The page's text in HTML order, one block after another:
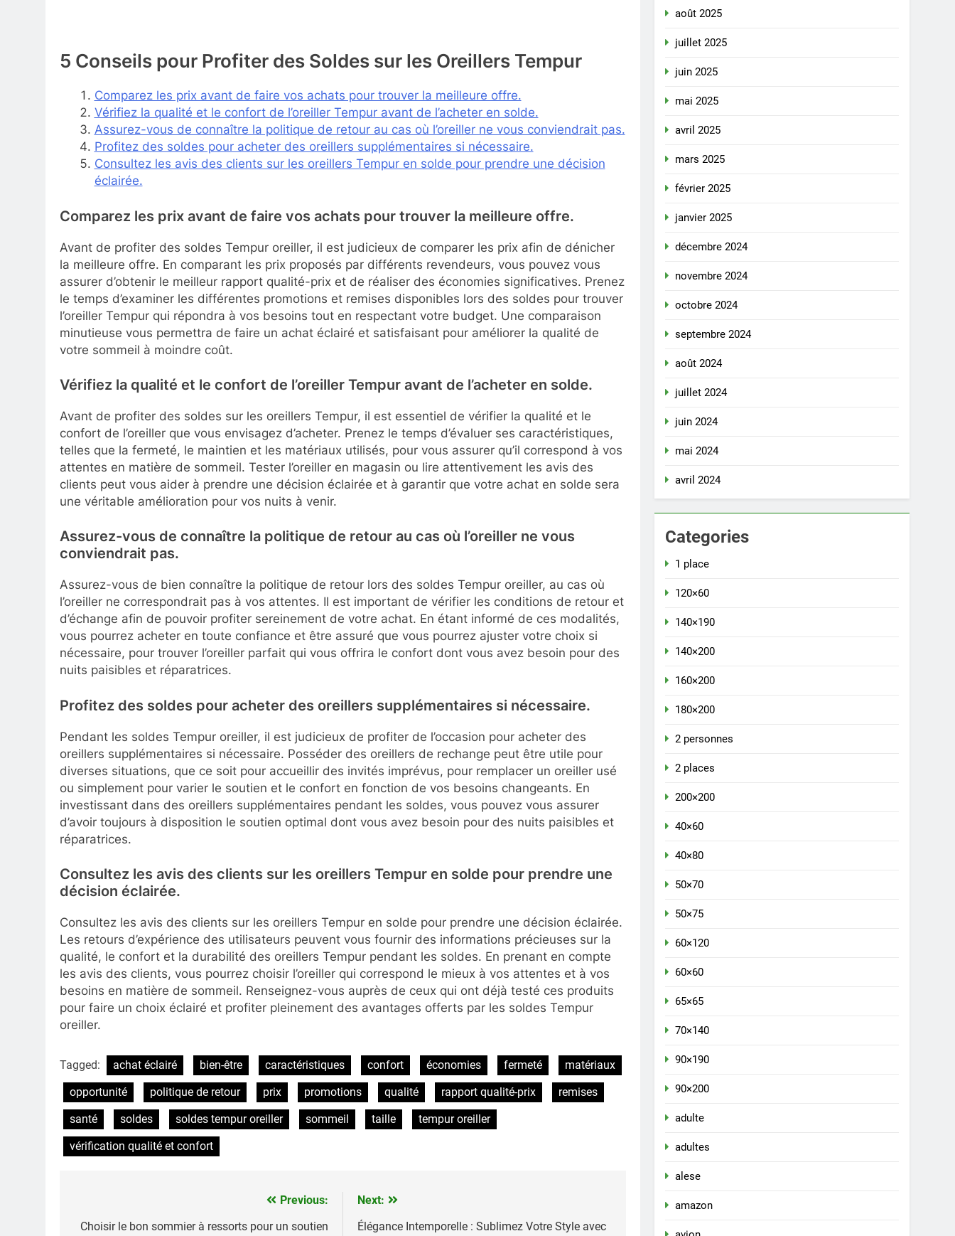
5 Conseils pour Profiter des Soldes sur les Oreillers Tempur
Comparez les prix avant de faire vos achats pour trouver la meilleure offre.
Vérifiez la qualité et le confort de l’oreiller Tempur avant de l’acheter en solde.
Assurez-vous de connaître la politique de retour au cas où l’oreiller ne vous conviendrait pas.
Profitez des soldes pour acheter des oreillers supplémentaires si nécessaire.
Consultez les avis des clients sur les oreillers Tempur en solde pour prendre une décision
éclairée.
Comparez les prix avant de faire vos achats pour trouver la meilleure offre.
Avant de profiter des soldes Tempur oreiller, il est judicieux de comparer les prix afin de dénicher
la meilleure offre. En comparant les prix proposés par différents revendeurs, vous pouvez vous
assurer d’obtenir le meilleur rapport qualité-prix et de réaliser des économies significatives. Prenez
le temps d’examiner les différentes promotions et remises disponibles lors des soldes pour trouver
l’oreiller Tempur qui répondra à vos besoins tout en respectant votre budget. Une comparaison
minutieuse vous permettra de faire un achat éclairé et satisfaisant pour améliorer la qualité de
votre sommeil à moindre coût.
Vérifiez la qualité et le confort de l’oreiller Tempur avant de l’acheter en solde.
Avant de profiter des soldes sur les oreillers Tempur, il est essentiel de vérifier la qualité et le
confort de l’oreiller que vous envisagez d’acheter. Prenez le temps d’évaluer ses caractéristiques,
telles que la fermeté, le maintien et les matériaux utilisés, pour vous assurer qu’il correspond à vos
attentes en matière de sommeil. Tester l’oreiller en magasin ou lire attentivement les avis des
clients peut vous aider à prendre une décision éclairée et à garantir que votre achat en solde sera
une véritable amélioration pour vos nuits à venir.
Assurez-vous de connaître la politique de retour au cas où l’oreiller ne vous
conviendrait pas.
Assurez-vous de bien connaître la politique de retour lors des soldes Tempur oreiller, au cas où
l’oreiller ne correspondrait pas à vos attentes. Il est important de vérifier les conditions de retour et
d’échange afin de pouvoir profiter sereinement de votre achat. En étant informé de ces modalités,
vous pourrez acheter en toute confiance et être assuré que vous pourrez ajuster votre choix si
nécessaire, pour trouver l’oreiller parfait qui vous offrira le confort dont vous avez besoin pour des
nuits paisibles et réparatrices.
Profitez des soldes pour acheter des oreillers supplémentaires si nécessaire.
Pendant les soldes Tempur oreiller, il est judicieux de profiter de l’occasion pour acheter des
oreillers supplémentaires si nécessaire. Posséder des oreillers de rechange peut être utile pour
diverses situations, que ce soit pour accueillir des invités imprévus, pour remplacer un oreiller usé
ou simplement pour varier le soutien et le confort en fonction de vos besoins changeants. En
investissant dans des oreillers supplémentaires pendant les soldes, vous pouvez vous assurer
d’avoir toujours à disposition le soutien optimal dont vous avez besoin pour des nuits paisibles et
réparatrices.
Consultez les avis des clients sur les oreillers Tempur en solde pour prendre une
décision éclairée.
Consultez les avis des clients sur les oreillers Tempur en solde pour prendre une décision éclairée.
Les retours d’expérience des utilisateurs peuvent vous fournir des informations précieuses sur la
qualité, le confort et la durabilité des oreillers Tempur pendant les soldes. En prenant en compte
les avis des clients, vous pourrez choisir l’oreiller qui correspond le mieux à vos attentes et à vos
besoins en matière de sommeil. Renseignez-vous auprès de ceux qui ont déjà testé ces produits
pour faire un choix éclairé et profiter pleinement des avantages offerts par les soldes Tempur
oreiller.
Tagged: achat éclairé bien-être caractéristiques confort économies fermeté
matériaux
opportunité
politique de retour prix promotions qualité rapport qualité-prix
remises
santé
soldes soldes tempur oreiller sommeil taille
tempur oreiller
vérification qualité et confort
de
Previous:
Choisir le bon sommier à ressorts pour un soutien
Next:
Élégance Intemporelle : Sublimez Votre Style avec
août 2025
juillet 2025
juin 2025
mai 2025
avril 2025
mars 2025
février 2025
janvier 2025
décembre 2024
novembre 2024
octobre 2024
septembre 2024
août 2024
juillet 2024
juin 2024
mai 2024
avril 2024
Categories
1 place
120×60
140×190
140×200
160×200
180×200
2 personnes
2 places
200×200
40×60
40×80
50×70
50×75
60×120
60×60
65×65
70×140
90×190
90×200
adulte
adultes
alese
amazon